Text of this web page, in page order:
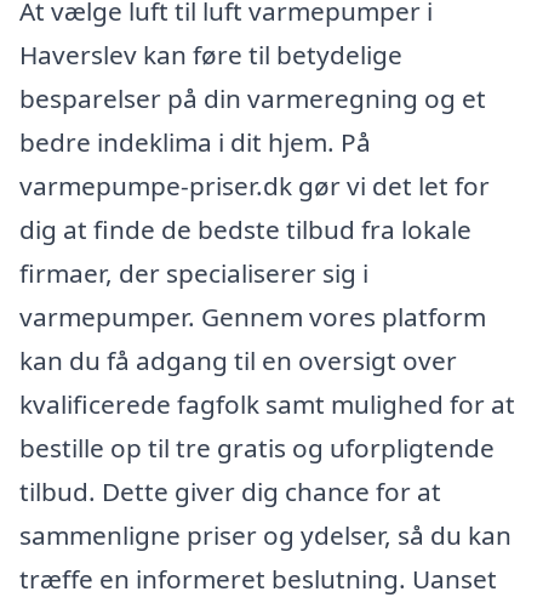
At vælge luft til luft varmepumper i
Haverslev kan føre til betydelige
besparelser på din varmeregning og et
bedre indeklima i dit hjem. På
varmepumpe-priser.dk gør vi det let for
dig at finde de bedste tilbud fra lokale
firmaer, der specialiserer sig i
varmepumper. Gennem vores platform
kan du få adgang til en oversigt over
kvalificerede fagfolk samt mulighed for at
bestille op til tre gratis og uforpligtende
tilbud. Dette giver dig chance for at
sammenligne priser og ydelser, så du kan
træffe en informeret beslutning. Uanset